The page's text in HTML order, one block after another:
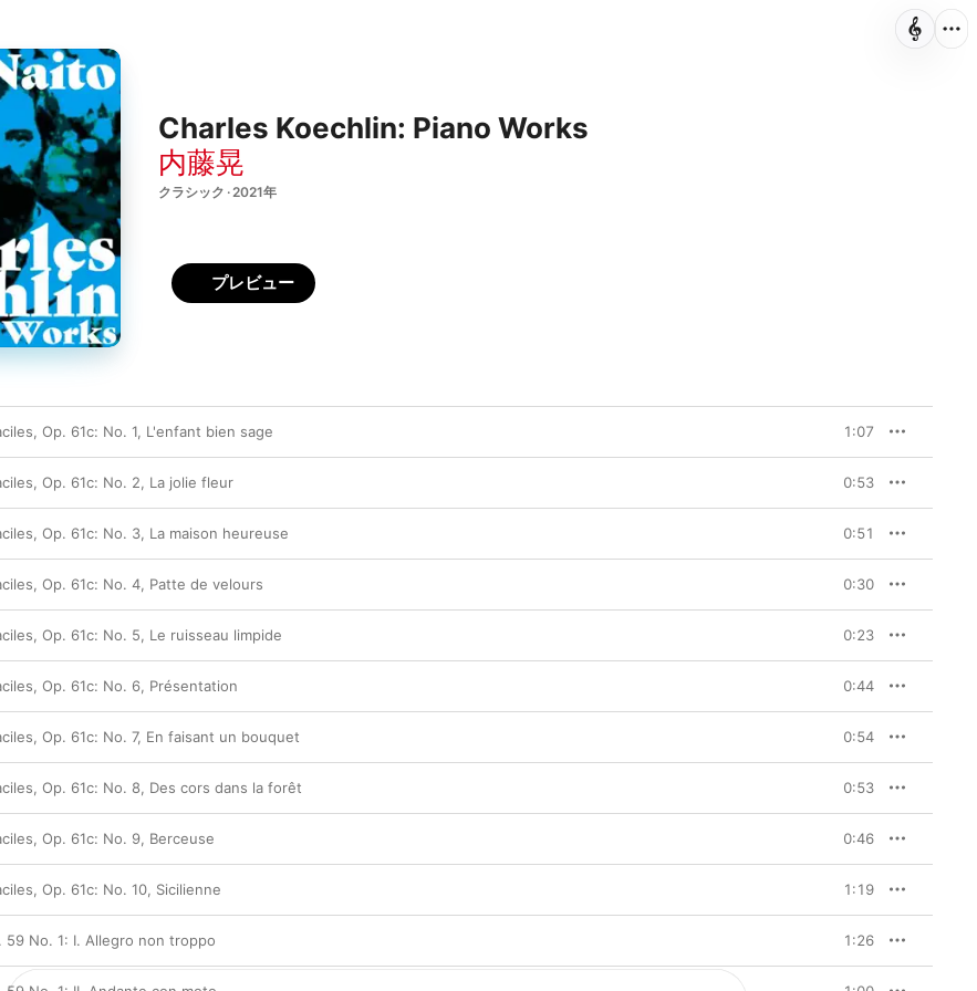
Charles Koechlin: Piano Works
内藤晃
クラシック · 2021年
プレビュー
Op. 61c: No. 1, L'enfant bien sage 1:07
Op. 61c: No. 2, La jolie fleur 0:53
Op. 61c: No. 3, La maison heureuse 0:51
Op. 61c: No. 4, Patte de velours 0:30
Op. 61c: No. 5, Le ruisseau limpide 0:23
Op. 61c: No. 6, Présentation 0:44
Op. 61c: No. 7, En faisant un bouquet 0:54
Op. 61c: No. 8, Des cors dans la forêt 0:53
Op. 61c: No. 9, Berceuse 0:46
Op. 61c: No. 10, Sicilienne 1:19
59 No. 1: I. Allegro non troppo 1:26